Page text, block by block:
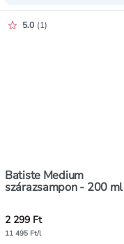
Batiste Medium
szárazsampon - 200 ml
Értékelés pontszáma:
5.0 (1)
2 299 Ft
11 495 Ft/l